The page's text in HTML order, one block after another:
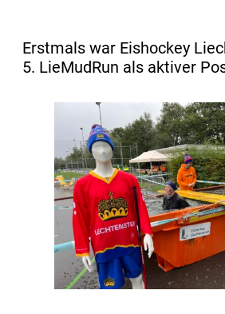
Erstmals war Eishockey
5. LieMudRun als aktiver